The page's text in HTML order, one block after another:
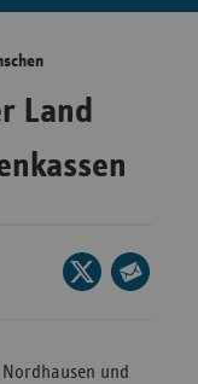
Land
Seite
auf
und